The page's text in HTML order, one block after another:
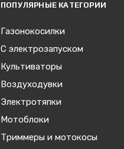
ПОПУЛЯРНЫЕ КАТЕГОРИИ
Газонокосилки
С электрозапуском
Культиваторы
Воздуходувки
Электротяпки
Мотоблоки
Триммеры и мотокосы